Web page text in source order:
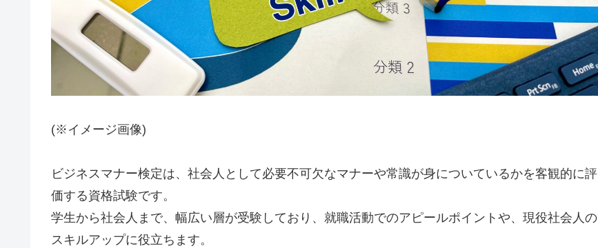
(※イメージ画像)
ビジネスマナー検定は、社会人として必要不可欠なマナーや常識が身についているかを客観的に評
価する資格試験です。
学生から社会人まで、幅広い層が受験しており、就職活動でのアピールポイントや、現役社会人の
スキルアップに役立ちます。